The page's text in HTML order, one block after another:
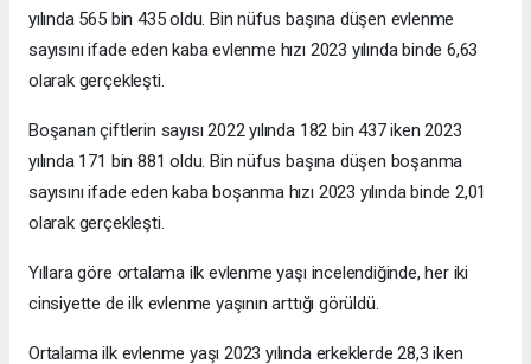
yılında 565 bin 435 oldu. Bin nüfus başına düşen evlenme
sayısını ifade eden kaba evlenme hızı 2023 yılında binde 6,63
olarak gerçekleşti.
Boşanan çiftlerin sayısı 2022 yılında 182 bin 437 iken 2023
yılında 171 bin 881 oldu. Bin nüfus başına düşen boşanma
sayısını ifade eden kaba boşanma hızı 2023 yılında binde 2,01
olarak gerçekleşti.
Yıllara göre ortalama ilk evlenme yaşı incelendiğinde, her iki
cinsiyette de ilk evlenme yaşının arttığı görüldü.
Ortalama ilk evlenme yaşı 2023 yılında erkeklerde 28,3 iken